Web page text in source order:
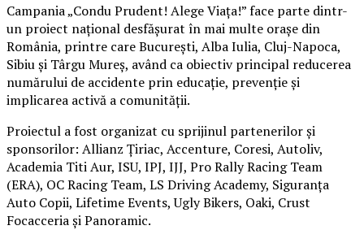
Campania „Condu Prudent! Alege Viața!” face parte dintr-
un proiect național desfășurat în mai multe orașe din
România, printre care București, Alba Iulia, Cluj-Napoca,
Sibiu și Târgu Mureș, având ca obiectiv principal reducerea
numărului de accidente prin educație, prevenție și
implicarea activă a comunității.
Proiectul a fost organizat cu sprijinul partenerilor și
sponsorilor: Allianz Țiriac, Accenture, Coresi, Autoliv,
Academia Titi Aur, ISU, IPJ, IJJ, Pro Rally Racing Team
(ERA), OC Racing Team, LS Driving Academy, Siguranța
Auto Copii, Lifetime Events, Ugly Bikers, Oaki, Crust
Focacceria și Panoramic.